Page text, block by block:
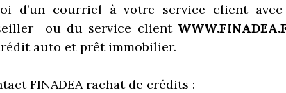
d’un courriel à votre service client
ou du service client
auto et prêt immobilier.
FINADEA rachat de crédits :